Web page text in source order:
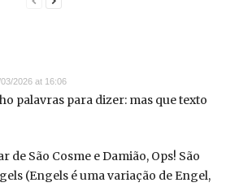
2026 at 16:06
palavras para dizer: mas que texto
de São Cosme e Damião, Ops! São
(Engels é uma variação de Engel,